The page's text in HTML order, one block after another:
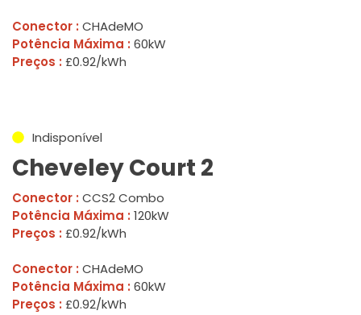
Conector : CHAdeMO
Potência Máxima : 60kW
Preços : £0.92/kWh
Indisponível
Cheveley Court 2
Conector : CCS2 Combo
Potência Máxima : 120kW
Preços : £0.92/kWh
Conector : CHAdeMO
Potência Máxima : 60kW
Preços : £0.92/kWh